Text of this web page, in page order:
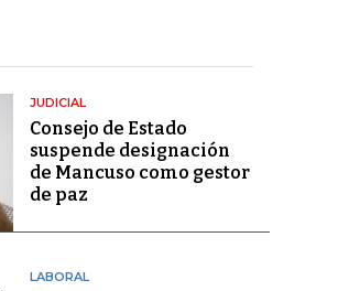
JUDICIAL
Consejo de Estado
suspende designación
de Mancuso como gestor
de paz
LABORAL